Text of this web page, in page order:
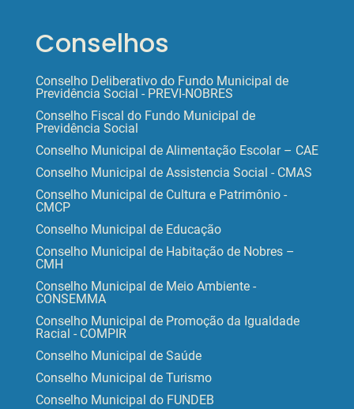
Conselhos
Conselho Deliberativo do Fundo Municipal de
Previdência Social - PREVI-NOBRES
Conselho Fiscal do Fundo Municipal de
Previdência Social
Conselho Municipal de Alimentação Escolar – CAE
Conselho Municipal de Assistencia Social - CMAS
Conselho Municipal de Cultura e Patrimônio -
CMCP
Conselho Municipal de Educação
Conselho Municipal de Habitação de Nobres –
CMH
Conselho Municipal de Meio Ambiente -
CONSEMMA
Conselho Municipal de Promoção da Igualdade
Racial - COMPIR
Conselho Municipal de Saúde
Conselho Municipal de Turismo
Conselho Municipal do FUNDEB